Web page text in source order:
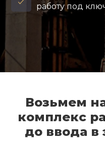
работу под
Возьмем
комплекс
до ввода в